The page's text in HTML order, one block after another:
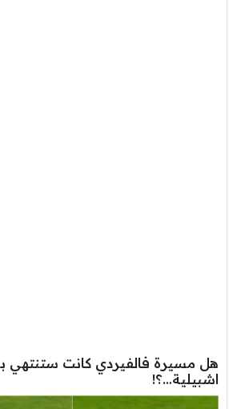
هل مسيرة فالفيردي كانت
اشبيلية…؟!